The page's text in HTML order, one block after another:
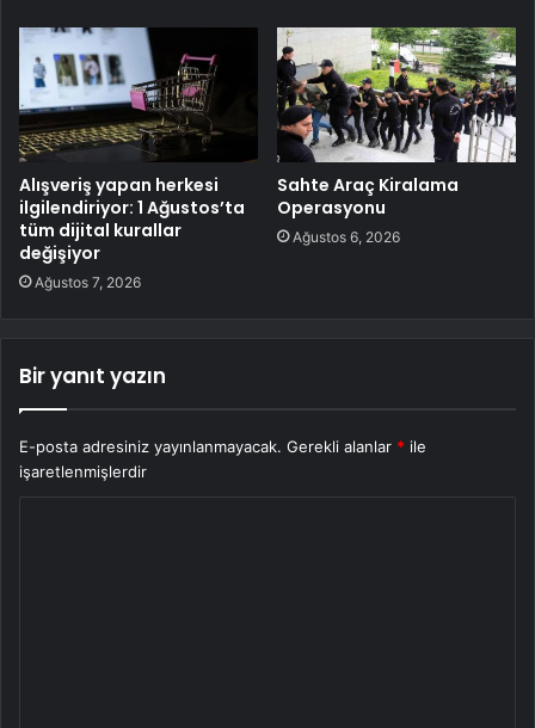
Alışveriş yapan herkesi
ilgilendiriyor: 1 Ağustos’ta
tüm dijital kurallar
değişiyor
Ağustos 7, 2026
Sahte Araç Kiralama
Operasyonu
Ağustos 6, 2026
Bir yanıt yazın
E-posta adresiniz yayınlanmayacak. Gerekli alanlar * ile
işaretlenmişlerdir